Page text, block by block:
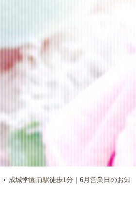
成城学園前駅徒歩1分｜6月営業日のお知